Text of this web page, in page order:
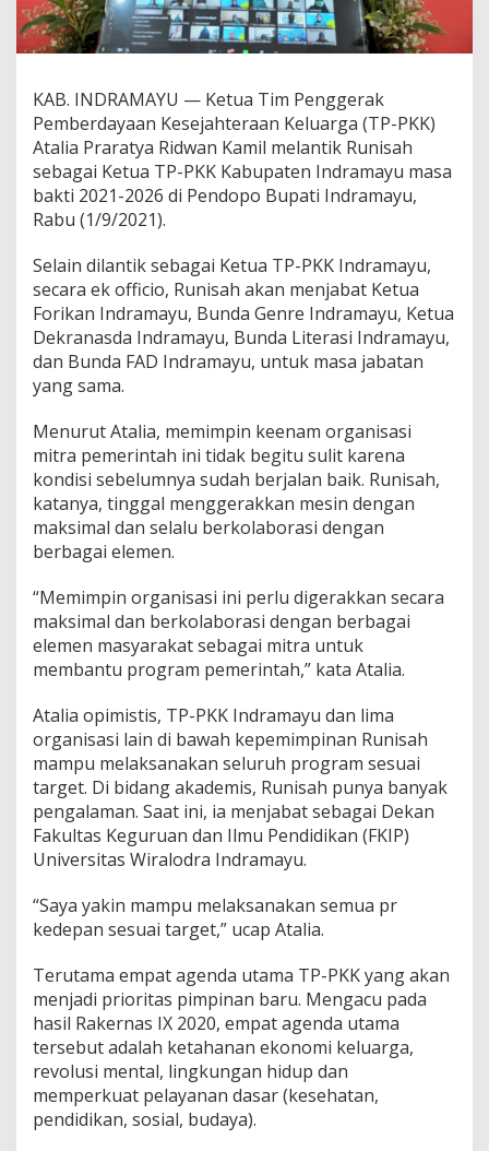
KAB. INDRAMAYU — Ketua Tim Penggerak
Pemberdayaan Kesejahteraan Keluarga (TP-PKK)
Atalia Praratya Ridwan Kamil melantik Runisah
sebagai Ketua TP-PKK Kabupaten Indramayu masa
bakti 2021-2026 di Pendopo Bupati Indramayu,
Rabu (1/9/2021).
Selain dilantik sebagai Ketua TP-PKK Indramayu,
secara ek officio, Runisah akan menjabat Ketua
Forikan Indramayu, Bunda Genre Indramayu, Ketua
Dekranasda Indramayu, Bunda Literasi Indramayu,
dan Bunda FAD Indramayu, untuk masa jabatan
yang sama.
Menurut Atalia, memimpin keenam organisasi
mitra pemerintah ini tidak begitu sulit karena
kondisi sebelumnya sudah berjalan baik. Runisah,
katanya, tinggal menggerakkan mesin dengan
maksimal dan selalu berkolaborasi dengan
berbagai elemen.
“Memimpin organisasi ini perlu digerakkan secara
maksimal dan berkolaborasi dengan berbagai
elemen masyarakat sebagai mitra untuk
membantu program pemerintah,” kata Atalia.
Atalia opimistis, TP-PKK Indramayu dan lima
organisasi lain di bawah kepemimpinan Runisah
mampu melaksanakan seluruh program sesuai
target. Di bidang akademis, Runisah punya banyak
pengalaman. Saat ini, ia menjabat sebagai Dekan
Fakultas Keguruan dan Ilmu Pendidikan (FKIP)
Universitas Wiralodra Indramayu.
“Saya yakin mampu melaksanakan semua pr
kedepan sesuai target,” ucap Atalia.
Terutama empat agenda utama TP-PKK yang akan
menjadi prioritas pimpinan baru. Mengacu pada
hasil Rakernas IX 2020, empat agenda utama
tersebut adalah ketahanan ekonomi keluarga,
revolusi mental, lingkungan hidup dan
memperkuat pelayanan dasar (kesehatan,
pendidikan, sosial, budaya).